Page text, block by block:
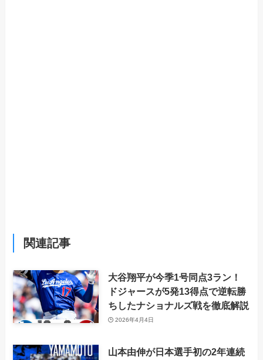
関連記事
大谷翔平が今季1号同点3ラン！
ドジャースが5発13得点で逆転勝
ちしたナショナルズ戦を徹底解説
2026年4月4日
山本由伸が日本選手初の2年連続